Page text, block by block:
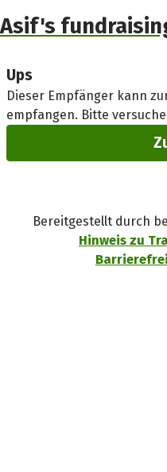
Asif's
Ups
Dieser Empfänger kann
empfangen. Bitte
Bereitgestellt durch
Hinweis zu